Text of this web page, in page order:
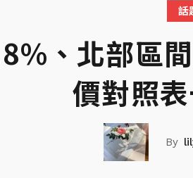
話
、北部區
價對照表